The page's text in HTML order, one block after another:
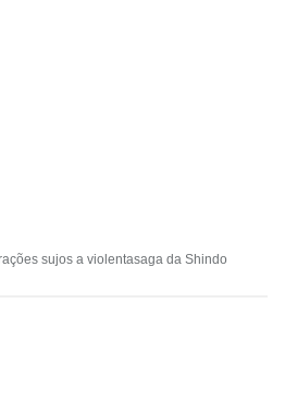
sujos a violentasaga da Shindo